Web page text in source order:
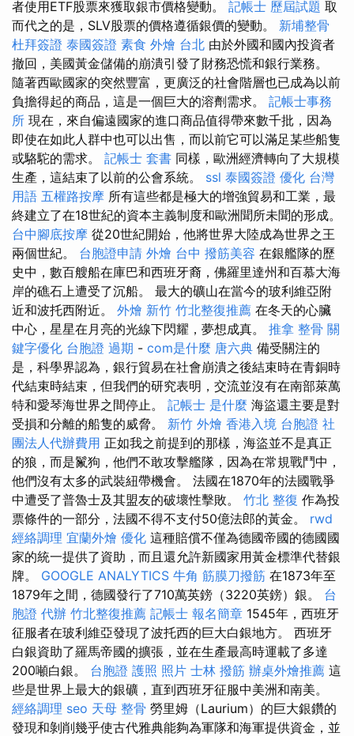
者使用ETF股票來獲取銀市價格變動。 記帳士 歷屆試題 取
而代之的是，SLV股票的價格遵循銀價的變動。 新埔整骨
杜拜簽證 泰國簽證 素食 外燴 台北 由於外國和國內投資者
撤回，美國黃金儲備的崩潰引發了財務恐慌和銀行業務。
隨著西歐國家的突然豐富，更廣泛的社會階層也已成為以前
負擔得起的商品，這是一個巨大的溶劑需求。 記帳士事務
所 現在，來自偏遠國家的進口商品值得帶來數千批，因為
即使在如此人群中也可以出售，而以前它可以滿足某些船隻
或駱駝的需求。 記帳士 套書 同樣，歐洲經濟轉向了大規模
生產，這結束了以前的公會系統。 ssl 泰國簽證 優化 台灣
用語 五權路按摩 所有這些都是極大的增強貿易和工業，最
終建立了在18世紀的資本主義制度和歐洲聞所未聞的形成。
台中腳底按摩 從20世紀開始，他將世界大陸成為世界之王
兩個世紀。 台胞證申請 外燴 台中 撥筋美容 在銀艦隊的歷
史中，數百艘船在庫巴和西班牙裔，佛羅里達州和百慕大海
岸的礁石上遭受了沉船。 最大的礦山在當今的玻利維亞附
近和波托西附近。 外燴 新竹 竹北整復推薦 在冬天的心臟
中心，星星在月亮的光線下閃耀，夢想成真。 推拿 整骨 關
鍵字優化 台胞證 過期 - com是什麼 唐六典 備受關注的
是，科學界認為，銀行貿易在社會崩潰之後結束時在青銅時
代結束時結束，但我們的研究表明，交流並沒有在南部萊萬
特和愛琴海世界之間停止。 記帳士 是什麼 海盜還主要是對
受損和分離的船隻的威脅。 新竹 外燴 香港入境 台胞證 社
團法人代辦費用 正如我之前提到的那樣，海盜並不是真正
的狼，而是鬣狗，他們不敢攻擊艦隊，因為在常規戰鬥中，
他們沒有太多的武裝紐帶機會。 法國在1870年的法國戰爭
中遭受了普魯士及其盟友的破壞性擊敗。 竹北 整復 作為投
票條件的一部分，法國不得不支付50億法郎的黃金。 rwd
經絡調理 宜蘭外燴 優化 這種賠償不僅為德國帝國的德國國
家的統一提供了資助，而且還允許新國家用黃金標準代替銀
牌。 GOOGLE ANALYTICS 牛角 筋膜刀撥筋 在1873年至
1879年之間，德國發行了710萬英鎊（3220英鎊）銀。 台
胞證 代辦 竹北整復推薦 記帳士 報名簡章 1545年，西班牙
征服者在玻利維亞發現了波托西的巨大白銀地方。 西班牙
白銀資助了羅馬帝國的擴張，並在生產最高時運載了多達
200噸白銀。 台胞證 護照 照片 士林 撥筋 辦桌外燴推薦 這
些是世界上最大的銀礦，直到西班牙征服中美洲和南美。
經絡調理 seo 天母 整骨 勞里姆（Laurium）的巨大銀鑽的
發現和剝削幾乎使古代雅典能夠為軍隊和海軍提供資金，並